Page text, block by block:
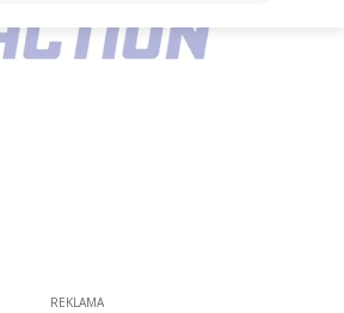
REKLAMA